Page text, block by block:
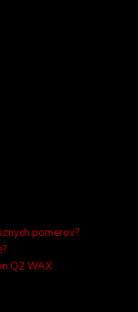
pomerov?
Q2 WAX